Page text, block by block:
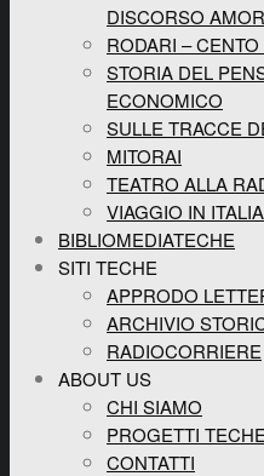
DISCORSO
RODARI –
STORIA DEL
ECONOMICO
SULLE TRACCE
MITORAI
TEATRO ALLA
VIAGGIO IN ITALIA
BIBLIOMEDIATECHE
SITI TECHE
APPRODO
ARCHIVIO
RADIOCORRIERE
ABOUT US
CHI SIAMO
PROGETTI TECHE
CONTATTI